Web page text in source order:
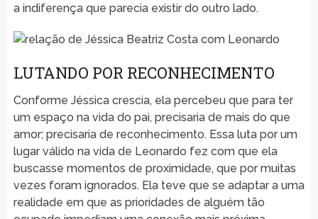
a indiferença que parecia existir do outro lado.
LUTANDO POR RECONHECIMENTO
Conforme Jéssica crescia, ela percebeu que para ter
um espaço na vida do pai, precisaria de mais do que
amor; precisaria de reconhecimento. Essa luta por um
lugar válido na vida de Leonardo fez com que ela
buscasse momentos de proximidade, que por muitas
vezes foram ignorados. Ela teve que se adaptar a uma
realidade em que as prioridades de alguém tão